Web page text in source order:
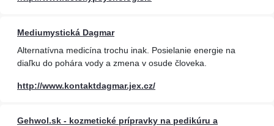
Mediumystická Dagmar
Alternatívna medicína trochu inak. Posielanie energie na
diaľku do pohára vody a zmena v osude človeka.
http://www.kontaktdagmar.jex.cz/
Gehwol.sk - kozmetické prípravky na pedikúru a